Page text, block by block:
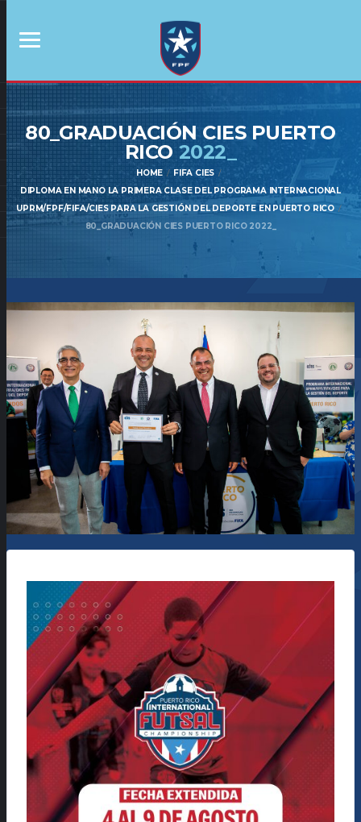
80_GRADUACIÓN CIES PUERTO
RICO 2022_
HOME
FIFA CIES
DIPLOMA EN MANO LA PRIMERA CLASE DEL PROGRAMA INTERNACIONAL
UPRM/FPF/FIFA/CIES PARA LA GESTIÓN DEL DEPORTE EN PUERTO RICO
80_GRADUACIÓN CIES PUERTO RICO 2022_